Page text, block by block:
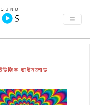
ডাউনলোড